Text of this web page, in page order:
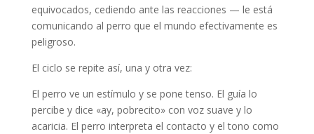
equivocados, cediendo ante las reacciones — le está
comunicando al perro que el mundo efectivamente es
peligroso.
El ciclo se repite así, una y otra vez:
El perro ve un estímulo y se pone tenso. El guía lo
percibe y dice «ay, pobrecito» con voz suave y lo
acaricia. El perro interpreta el contacto y el tono como